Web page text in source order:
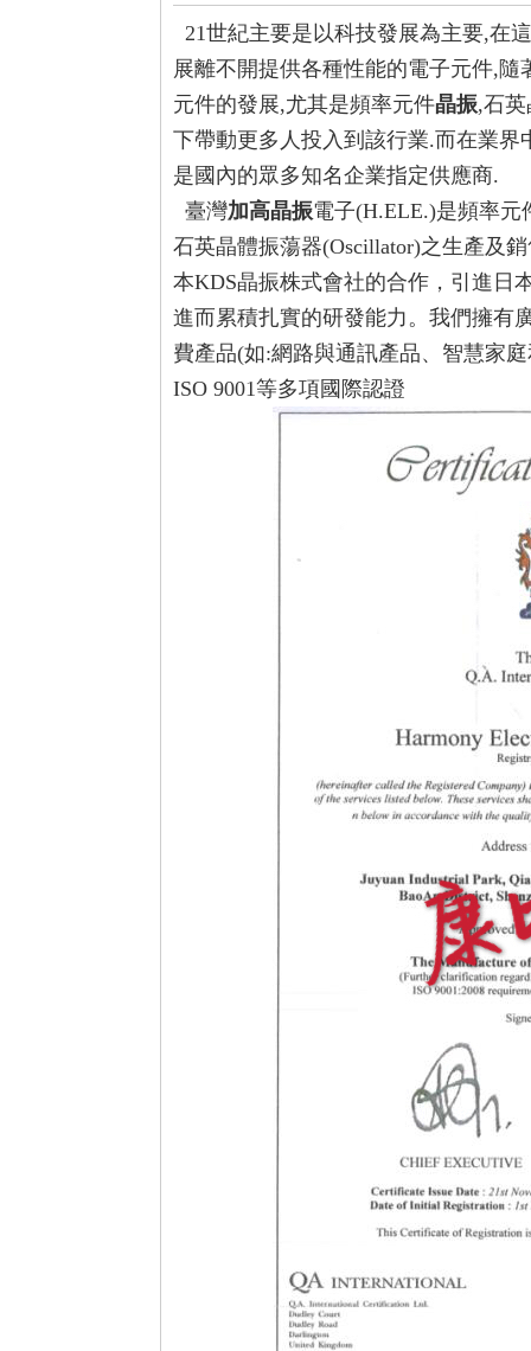
21世紀主要是以科技發展為主要,在
展離不開提供各種性能的電子元件,
元件的發展,尤其是頻率元件晶振,石
下帶動更多人投入到該行業.而在業
是國內的眾多知名企業指定供應商.
臺灣加高晶振電子(H.ELE.)是頻率元
石英晶體振蕩器(Oscillator)之生產及
本KDS晶振株式會社的合作，引進日
進而累積扎實的研發能力。我們擁有
費產品(如:網路與通訊產品、智慧家
ISO 9001等多項國際認證